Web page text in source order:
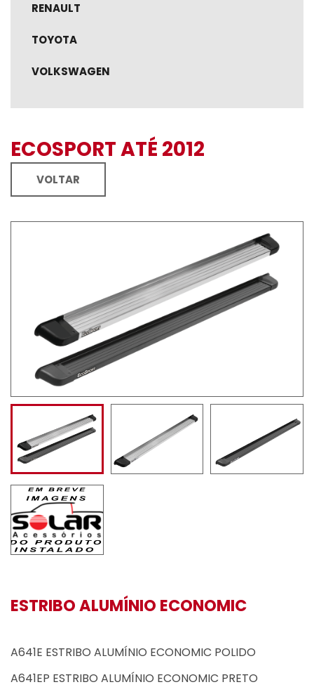
RENAULT
TOYOTA
VOLKSWAGEN
ECOSPORT ATÉ 2012
VOLTAR
ESTRIBO ALUMÍNIO ECONOMIC
A641E ESTRIBO ALUMÍNIO ECONOMIC POLIDO
A641EP ESTRIBO ALUMÍNIO ECONOMIC PRETO